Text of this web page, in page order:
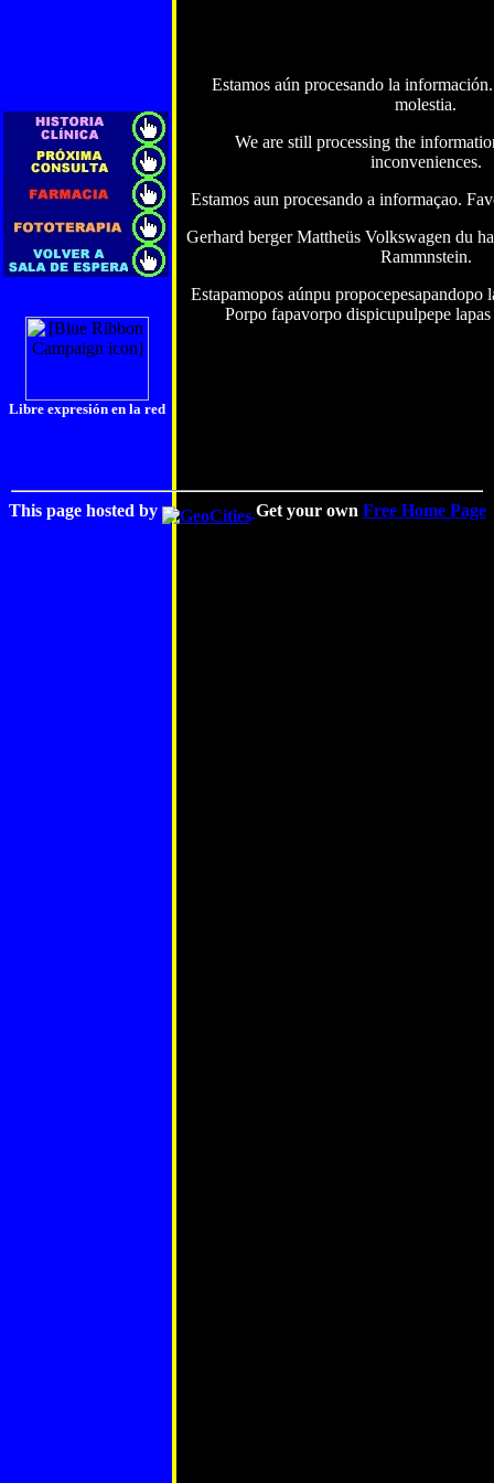
Libre expresión en la red
Estamos aún procesando la
molestia.
We are still processing the
inconveniences.
Estamos aun procesando a informaçao.
Gerhard berger Mattheüs Volkswagen du
Rammnstein.
Estapamopos aúnpu propocepesapandopo
Porpo fapavorpo dispicupulpepe
This page hosted by Get your own Free Home Page